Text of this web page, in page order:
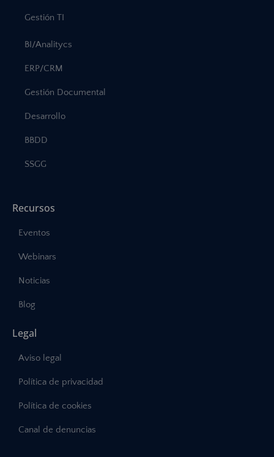
Gestión TI
BI/Analitycs
ERP/CRM
Gestión Documental
Desarrollo
BBDD
SSGG
Recursos
Eventos
Webinars
Noticias
Blog
Legal
Aviso legal
Política de privacidad
Política de cookies
Canal de denuncias